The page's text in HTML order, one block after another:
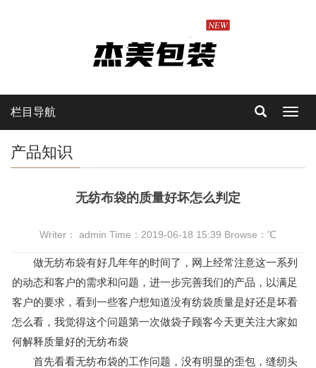
栏目导航
产品知识
无纺布袋的质量好坏怎么判定
Writer： admin Time：2019-06-18 15:39 Browse： ℃
做无纺布袋有好几年年的时间了，网上经常注意这一系列
的动态和客户的需求和问题，进一步完善我们的产品，以满足
客户的要求，看到一些客户想知道没有纺袋质量是好还是坏看
怎么看，我觉得这个问题第一次做袋子顾客今天更关注大家如
何解释质量好的无纺布袋
首先看看无纺布袋的工作问题，没有明显的歪包，缝纫头